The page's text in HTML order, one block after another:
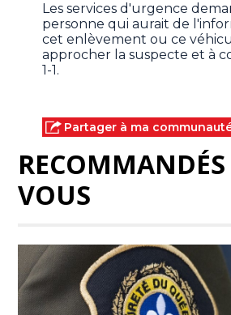
Les services d'urgence
personne qui aurait de
cet enlèvement ou ce
approcher la suspecte et à
1-1.
Partager à ma
VOUS